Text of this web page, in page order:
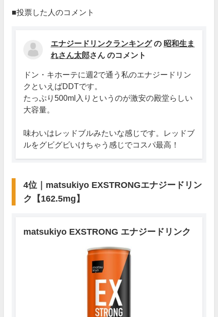
■投票した人のコメント
エナジードリンクランキングの 昭和生ま
れさん太郎さん のコメント
ドン・キホーテに週2で通う私のエナジードリン
クといえばDDTです。
たっぷり500ml入りというのが激安の殿堂らしい
大容量。
味わいはレッドブルみたいな感じです。レッドブ
ルをグビグビいけちゃう感じでコスパ最高！
4位｜matsukiyo EXSTRONGエナジードリン
ク【162.5mg】
matsukiyo EXSTRONG エナジードリンク